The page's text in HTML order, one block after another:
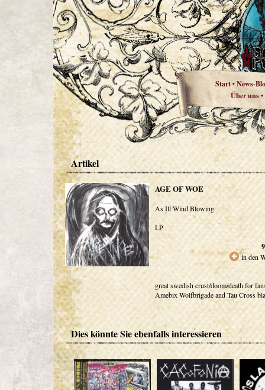
Start•News-
Über uns•
Artikel
AGE OF WOE
As Ill Wind Blowing
LP
in den
great swedish crust/doom/death for
Amebix Wolfbrigade and Tau Cross
Dies könnte Sie ebenfalls interessieren